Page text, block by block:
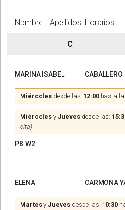
Nombre Apellidos Horarios
C
MARINA ISABEL CABALLERO
Miércoles desde las: 12:00 hasta
Miércoles y Jueves desde las:
cita)
PB.W2
ELENA CARMONA
Martes y Jueves desde las: 10:30